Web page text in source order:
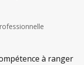
à ranger